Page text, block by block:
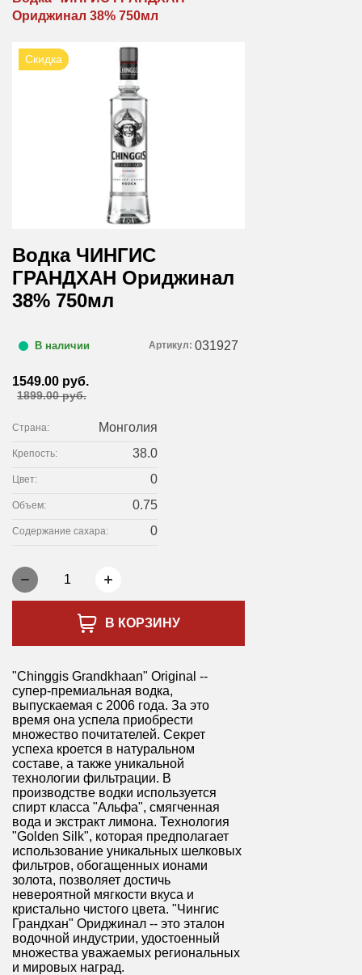
Ориджинал 38% 750мл
Скидка
Водка ЧИНГИС
ГРАНДХАН Ориджинал
38% 750мл
В наличии Артикул: 031927
1549.00 руб.
1899.00 руб.
Страна: Монголия
Крепость: 38.0
Цвет: 0
Объем: 0.75
Содержание сахара: 0
1
В КОРЗИНУ
"Chinggis Grandkhaan" Original --
супер-премиальная водка,
выпускаемая с 2006 года. За это
время она успела приобрести
множество почитателей. Секрет
успеха кроется в натуральном
составе, а также уникальной
технологии фильтрации. В
производстве водки используется
спирт класса "Альфа", смягченная
вода и экстракт лимона. Технология
"Golden Silk", которая предполагает
использование уникальных шелковых
фильтров, обогащенных ионами
золота, позволяет достичь
невероятной мягкости вкуса и
кристально чистого цвета. "Чингис
Грандхан" Ориджинал -- это эталон
водочной индустрии, удостоенный
множества уважаемых региональных
и мировых наград.